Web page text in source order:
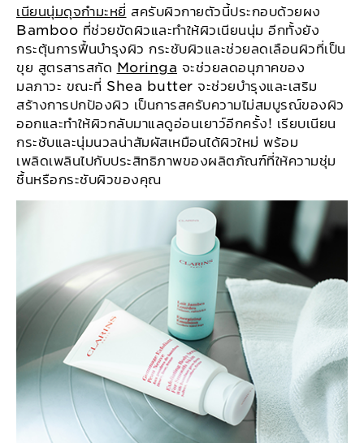
เนียนนุ่มดุจกำมะหยี่ สครับผิวกายตัวนี้ประกอบด้วยผง
Bamboo ที่ช่วยขัดผิวและทำให้ผิวเนียนนุ่ม อีกทั้งยัง
กระตุ้นการฟื้นบำรุงผิว กระชับผิวและช่วยลดเลือนผิวที่เป็น
ขุย สูตรสารสกัด Moringa จะช่วยลดอนุภาคของ
มลภาวะ ขณะที่ Shea butter จะช่วยบำรุงและเสริม
สร้างการปกป้องผิว เป็นการสครับความไม่สมบูรณ์ของผิว
ออกและทำให้ผิวกลับมาแลดูอ่อนเยาว์อีกครั้ง! เรียบเนียน
กระชับและนุ่มนวลน่าสัมผัสเหมือนได้ผิวใหม่ พร้อม
เพลิดเพลินไปกับประสิทธิภาพของผลิตภัณฑ์ที่ให้ความชุ่ม
ชื้นหรือกระชับผิวของคุณ